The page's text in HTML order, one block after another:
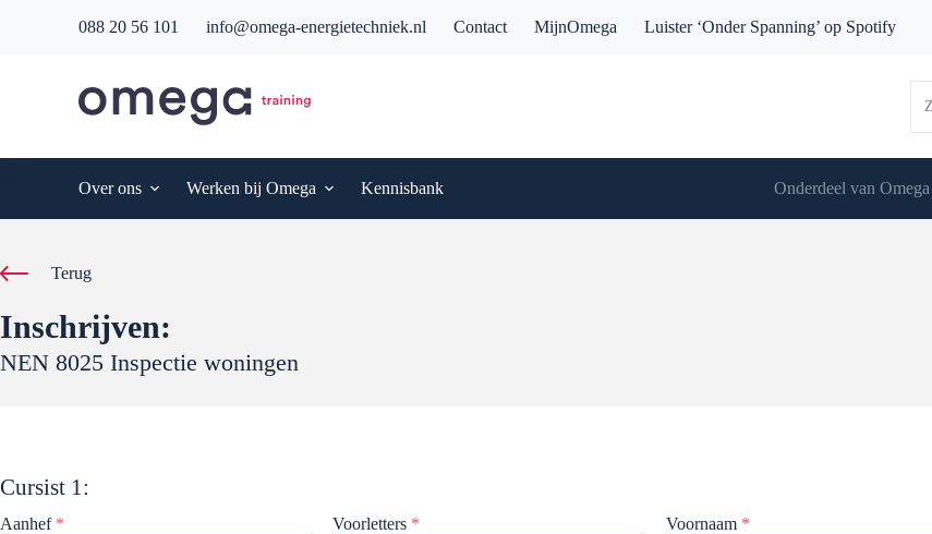
e
h
d
088 20 56 101 info@omega-energietechniek.nl Contact MijnOmega Luister ‘Onder Spanning’ op Spotify
Over ons Werken bij Omega Kennisbank Onderdeel van Omega
Terug
Inschrijven:
NEN 8025 Inspectie woningen
Cursist 1:
Aanhef * Voorletters * Voornaam *